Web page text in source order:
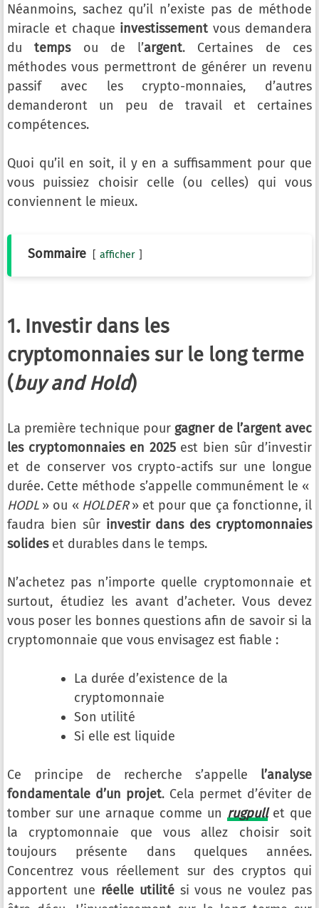
Néanmoins, sachez qu’il n’existe pas de méthode
miracle et chaque investissementvous demandera
dutemps ou de l’argent. Certaines de ces
méthodes vous permettront de générer un revenu
passif avec les crypto-monnaies, d’autres
demanderont un peu de travail et certaines
compétences.
Quoi qu’il en soit, il y en a suffisamment pour que
vous puissiez choisir celle (ou celles) qui vous
conviennent le mieux.
Sommaire afficher
1. Investir dans les
cryptomonnaies sur le long terme
(buy and Hold)
La première technique pour gagner de l’argent avec
les cryptomonnaies en 2025est bien sûr d’investir
et de conserver vos crypto-actifs sur une longue
durée. Cette méthode s’appelle communément le «
HODL » ou « HOLDER» et pour que ça fonctionne, il
faudra bien sûr investir dans des cryptomonnaies
solideset durables dans le temps.
N’achetez pas n’importe quelle cryptomonnaie et
surtout, étudiez les avant d’acheter. Vous devez
vous poser les bonnes questions afin de savoir si la
cryptomonnaie que vous envisagez est fiable :
La durée d’existence de la
cryptomonnaie
Son utilité
Si elle est liquide
Ce principe de recherche s’appelle l’analyse
fondamentale d’un projet. Cela permet d’éviter de
tomber sur une arnaque comme un rugpullet que
la cryptomonnaie que vous allez choisir soit
toujours présente dans quelques années.
Concentrez vous réellement sur des cryptos qui
apportent une réelle utilitési vous ne voulez pas